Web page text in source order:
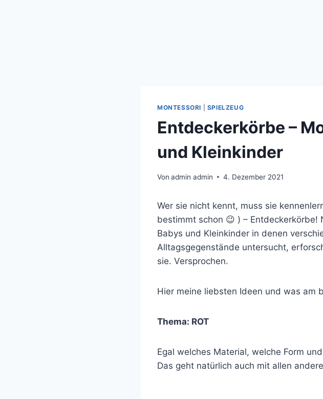
MONTESSORI SPIELZEUG
Entdeckerkörbe –
und Kleinkinder
Von admin admin 4. Dezember 2021
Wer sie nicht kennt, muss sie
bestimmt schon 😉 ) –
Babys und Kleinkinder in denen
Alltagsgegenstände untersucht,
sie. Versprochen.
Hier meine liebsten Ideen und was am
Thema: ROT
Egal welches Material, welche Form
Das geht natürlich auch mit allen